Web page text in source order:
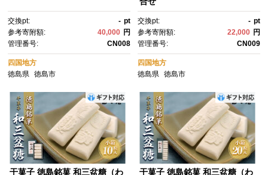
交換pt: - pt
参考寄附額:
40,000 円
管理番号:
CN008
四国地方
徳島県
徳島市
交換pt: - pt
参考寄附額:
22,000 円
管理番号:
CN009
四国地方
徳島県 徳島市
干菓子 徳島銘菓 和三盆糖（わ 干菓子 徳島銘菓 和三盆糖（わ